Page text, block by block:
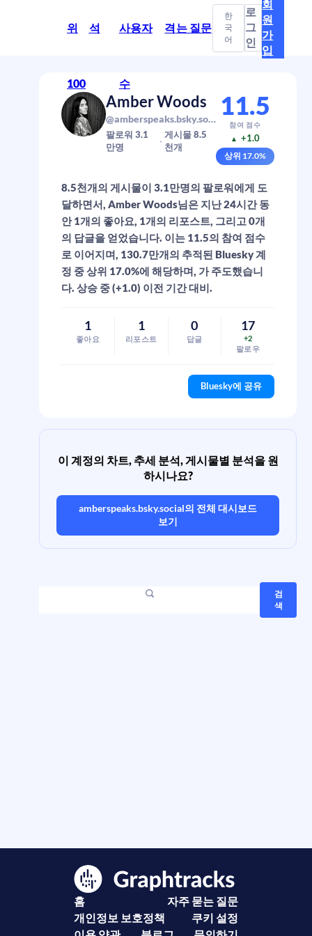
위
100
석 사용자
수
격는 질문
한
국
어
로
그
인
회
원
가
입
Amber Woods
@amberspeaks.bsky.social
팔로워 3.1
만명
게시물8.5
천개
11.5
참여 점수
▲ +1.0
상위 17.0%
8.5천개의 게시물이 3.1만명의 팔로워에게 도
달하면서, Amber Woods님은 지난 24시간 동
안 1개의 좋아요, 1개의 리포스트, 그리고 0개
의 답글을 얻었습니다. 이는 11.5의 참여 점수
로 이어지며, 130.7만개의 추적된 Bluesky 계
정 중 상위 17.0%에 해당하며, 가 주도했습니
다. 상승 중 (+1.0) 이전 기간 대비.
1
좋아요
1
리포스트
0
답글
17
+2
팔로우
Bluesky에 공유
이 계정의 차트, 추세 분석, 게시물별 분석을 원
하시나요?
amberspeaks.bsky.social의 전체 대시보드
보기
검
색
홈
자주 묻는 질문
개인정보 보호정책
쿠키 설정